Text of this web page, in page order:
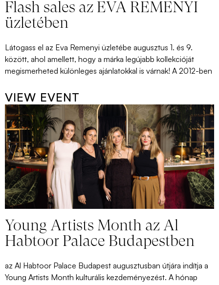
Flash sales az EVA REMENYI
üzletében
Látogass el az Eva Remenyi üzletébe augusztus 1. és 9.
között, ahol amellett, hogy a márka legújabb kollekcióját
megismerheted különleges ajánlatokkal is várnak! A 2012-ben
VIEW EVENT
Young Artists Month az Al
Habtoor Palace Budapestben
az Al Habtoor Palace Budapest augusztusban útjára indítja a
Young Artists Month kulturális kezdeményezést. A hónap